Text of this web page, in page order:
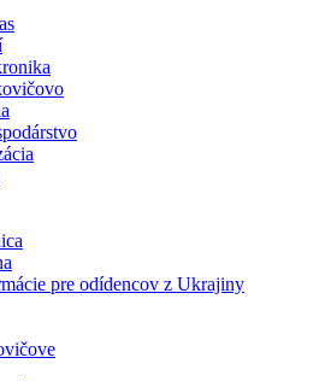
pre odídencov z Ukrajiny